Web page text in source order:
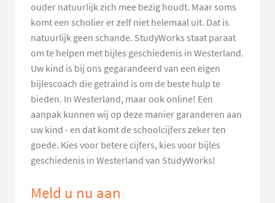
ouder natuurlijk zich mee bezig houdt. Maar soms
komt een scholier er zelf niet helemaal uit. Dat is
natuurlijk geen schande. StudyWorks staat paraat
om te helpen met bijles geschiedenis in Westerland.
Uw kind is bij ons gegarandeerd van een eigen
bijlescoach die getraind is om de beste hulp te
bieden. In Westerland, maar ook online! Een
aanpak kunnen wij op deze manier garanderen aan
uw kind - en dat komt de schoolcijfers zeker ten
goede. Kies voor betere cijfers, kies voor bijles
geschiedenis in Westerland van StudyWorks!
Meld u nu aan